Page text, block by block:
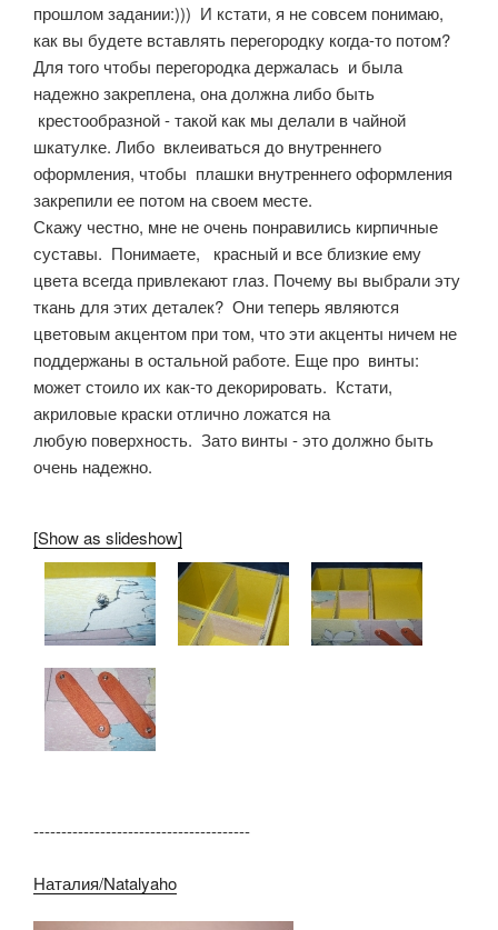
прошлом задании:))) И кстати, я не совсем понимаю,
как вы будете вставлять перегородку когда-то потом?
Для того чтобы перегородка держалась и была
надежно закреплена, она должна либо быть
крестообразной - такой как мы делали в чайной
шкатулке. Либо вклеиваться до внутреннего
оформления, чтобы плашки внутреннего оформления
закрепили ее потом на своем месте.
Скажу честно, мне не очень понравились кирпичные
суставы. Понимаете, красный и все близкие ему
цвета всегда привлекают глаз. Почему вы выбрали эту
ткань для этих деталек? Они теперь являются
цветовым акцентом при том, что эти акценты ничем не
поддержаны в остальной работе. Еще про винты:
может стоило их как-то декорировать. Кстати,
акриловые краски отлично ложатся на
любую поверхность. Зато винты - это должно быть
очень надежно.
[Show as slideshow]
---------------------------------------
Наталия/Natalyaho